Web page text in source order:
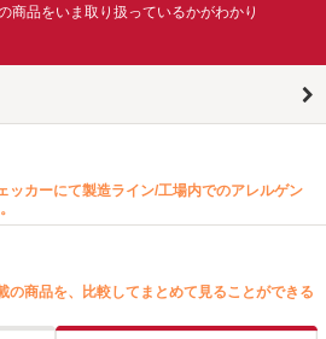
商品をいま取り扱っているかがわかり
ッカーにて製造ライン/工場内でのアレルゲン
の商品を、比較してまとめて見ることができる